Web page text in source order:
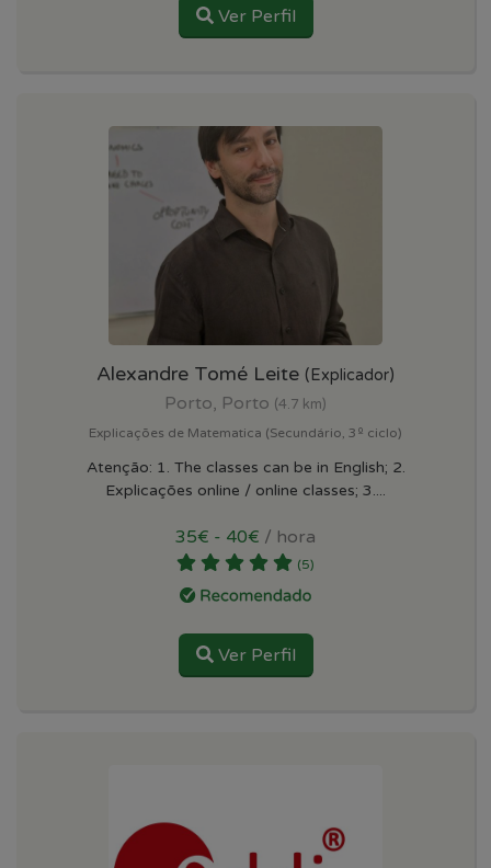
Ver Perfil
Alexandre Tomé Leite (Explicador)
Porto, Porto (4.7 km)
Explicações de Matematica (Secundário, 3º ciclo)
Atenção: 1. The classes can be in English; 2.
Explicações online / online classes; 3....
35€ - 40€ / hora
(5)
Ver Perfil